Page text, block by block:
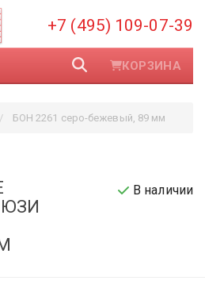
+7 (495) 109-07-39
КОРЗИНА
БОН 2261 серо-бежевый, 89 мм
В наличии